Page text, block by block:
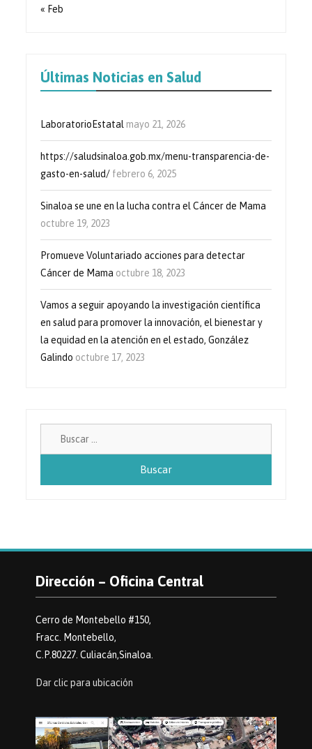
« Feb
Últimas Noticias en Salud
LaboratorioEstatal mayo 21, 2026
https://saludsinaloa.gob.mx/menu-transparencia-de-
gasto-en-salud/ febrero 6, 2025
Sinaloa se une en la lucha contra el Cáncer de Mama
octubre 19, 2023
Promueve Voluntariado acciones para detectar
Cáncer de Mama octubre 18, 2023
Vamos a seguir apoyando la investigación científica
en salud para promover la innovación, el bienestar y
la equidad en la atención en el estado, González
Galindo octubre 17, 2023
Dirección – Oficina Central
Cerro de Montebello #150,
Fracc. Montebello,
C.P.80227. Culiacán,Sinaloa.
Dar clic para ubicación